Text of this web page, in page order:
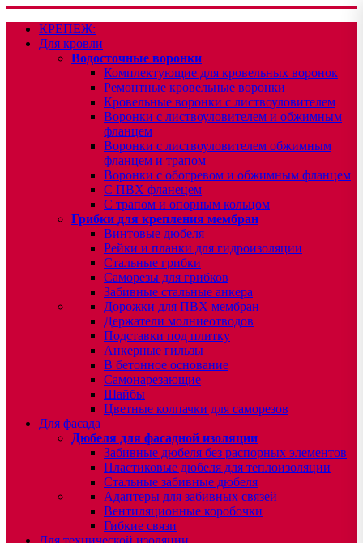
КРЕПЕЖ:
Для кровли
Водосточные воронки
Комплектующие для кровельных воронок
Ремонтные кровельные воронки
Кровельные воронки с листвоуловителем
Воронки с листвоуловителем и обжимным
фланцем
Воронки с листвоуловителем обжимным
фланцем и трапом
Воронки с обогревом и обжимным фланцем
С ПВХ фланецем
С трапом и опорным кольцом
Грибки для крепления мембран
Винтовые дюбеля
Рейки и планки для гидроизоляции
Стальные грибки
Саморезы для грибков
Забивные стальные анкера
Дорожки для ПВХ мембран
Держатели молниеотводов
Подставки под плитку
Анкерные гильзы
В бетонное основание
Самонарезающие
Шайбы
Цветные колпачки для саморезов
Для фасада
Дюбеля для фасадной изоляции
Забивные дюбеля без распорных элементов
Пластиковые дюбеля для теплоизоляции
Стальные забивные дюбеля
Адаптеры для забивных связей
Вентиляционные коробочки
Гибкие связи
Для технической изоляции